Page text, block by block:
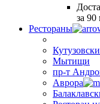
за
Рестораны
Мытищи
пр-т
Аврора